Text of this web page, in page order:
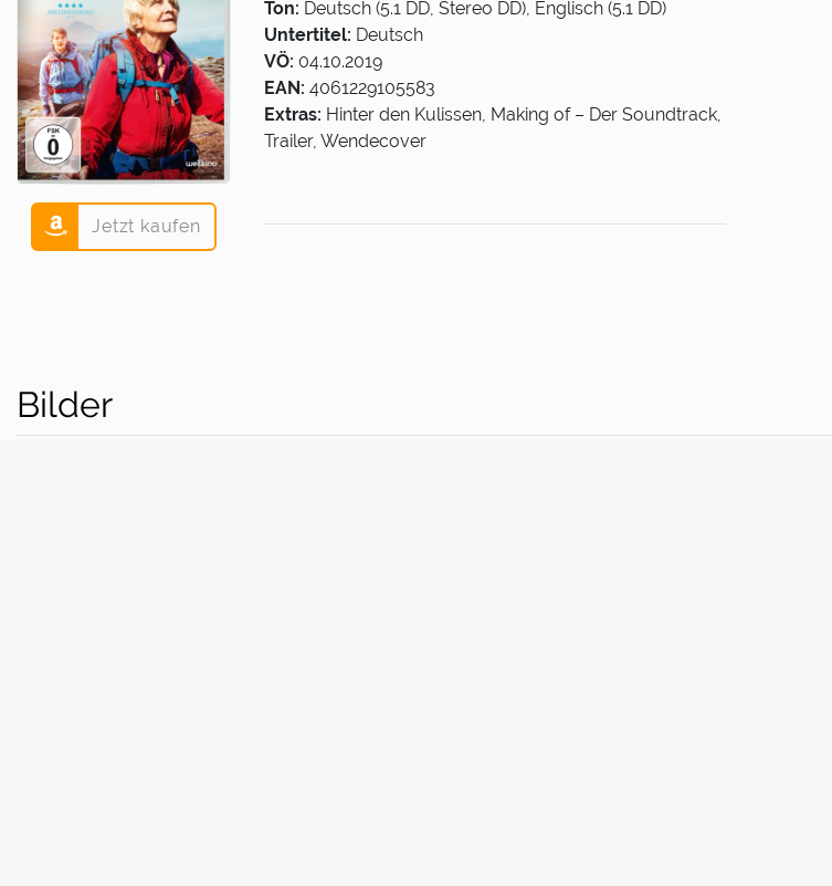
Ton: Deutsch (5.1 DD, Stereo DD), Englisch (5.1 DD)
Untertitel: Deutsch
VÖ: 04.10.2019
EAN: 4061229105583
Extras: Hinter den Kulissen, Making of – Der Soundtrack,
Trailer, Wendecover
Jetzt kaufen
Bilder